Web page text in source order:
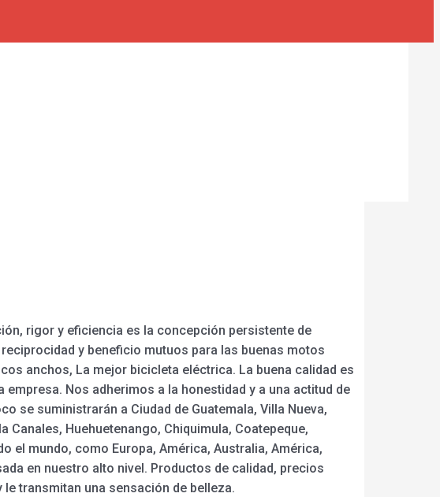
rigor y eficiencia es la concepción persistente de
y beneficio mutuos para las buenas motos
anchos, La mejor bicicleta eléctrica. La buena calidad es
Nos adherimos a la honestidad y a una actitud de
se suministrarán a Ciudad de Guatemala, Villa Nueva,
Canales, Huehuetenango, Chiquimula, Coatepeque,
el mundo, como Europa, América, Australia, América,
en nuestro alto nivel. Productos de calidad, precios
transmitan una sensación de belleza.